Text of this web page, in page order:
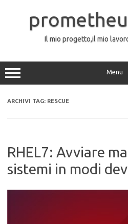
contenuto
Il mio progetto,il mio
Menu
ARCHIVI TAG: RESCUE
RHEL7: Avviare
sistemi in modi